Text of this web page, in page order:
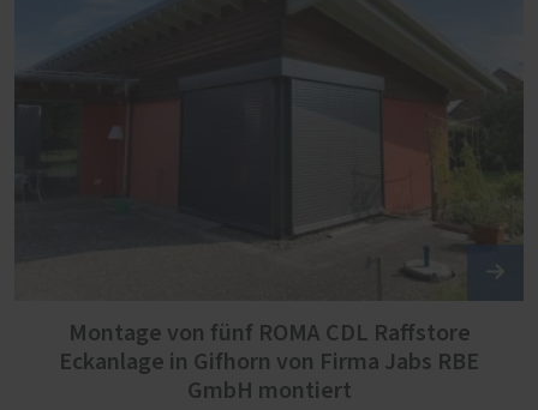
Montage von fünf ROMA CDL Raffstore
Eckanlage in Gifhorn von Firma Jabs RBE
GmbH montiert